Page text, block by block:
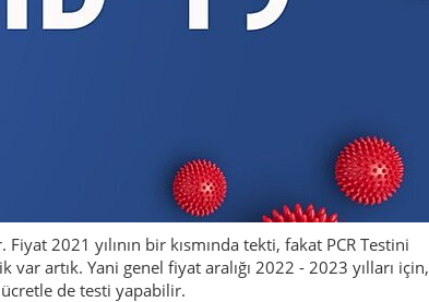
2021 yılının bir kısmında tekti, fakat PCR Testini
artık. Yani genel fiyat aralığı 2022 - 2023 yılları için,
de testi yapabilir.